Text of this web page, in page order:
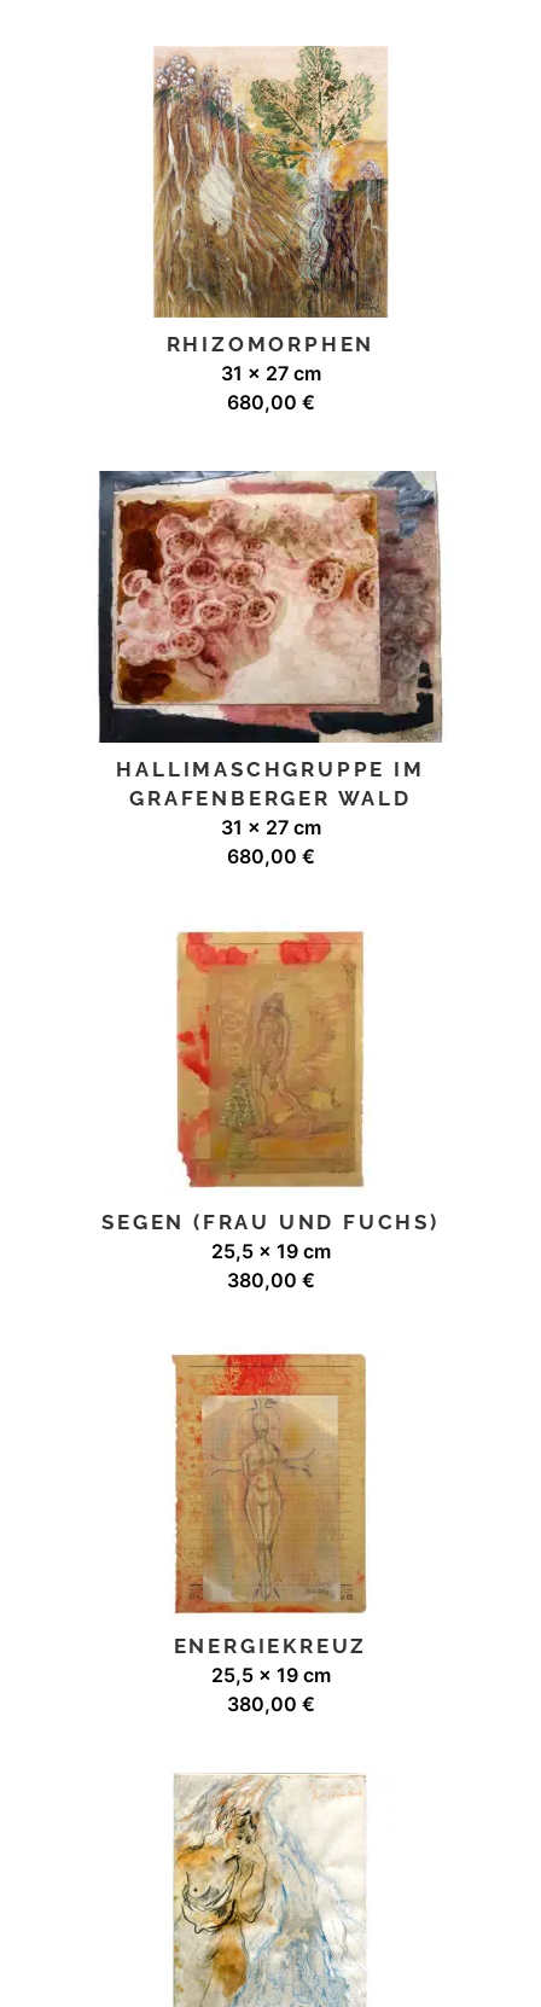
RHIZOMORPHEN
31 x 27 cm
680,00 €
HALLIMASCHGRUPPE IM
GRAFENBERGER WALD
31 x 27 cm
680,00 €
SEGEN (FRAU UND FUCHS)
25,5 x 19 cm
380,00 €
ENERGIEKREUZ
25,5 x 19 cm
380,00 €